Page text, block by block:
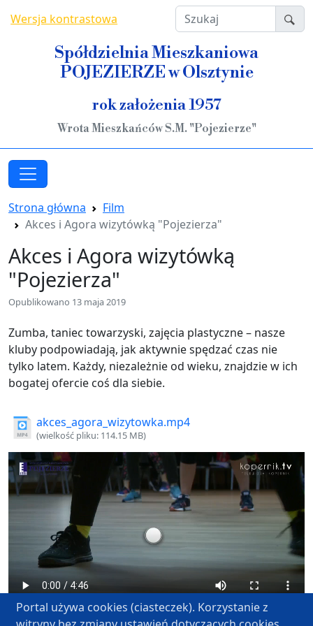
Portal używa cookies (ciasteczek). Korzystanie z
Wersja kontrastowa Szukaj
Spółdzielnia Mieszkaniowa
POJEZIERZE w Olsztynie
rok założenia 1957
Wrota Mieszkańców S.M. "Pojezierze"
Strona główna
Film
Akces i Agora wizytówką "Pojezierza"
Akces i Agora wizytówką
"Pojezierza"
Opublikowano 13 maja 2019
Zumba, taniec towarzyski, zajęcia plastyczne – nasze
kluby podpowiadają, jak aktywnie spędzać czas nie
tylko latem. Każdy, niezależnie od wieku, znajdzie w ich
bogatej ofercie coś dla siebie.
akces_agora_wizytowka.mp4
(wielkość pliku: 114.15 MB)